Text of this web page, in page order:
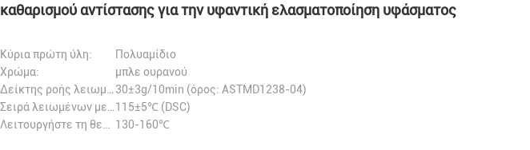
καθαρισμού αντίστασης για την υφαντική ελασματοποίηση υφάσματος
Κύρια πρώτη ύλη:
Πολυαμίδιο
Χρώμα:
μπλε ουρανού
30±3g/10min (όρος: ASTMD1238-04)
115±5℃ (DSC)
130-160℃